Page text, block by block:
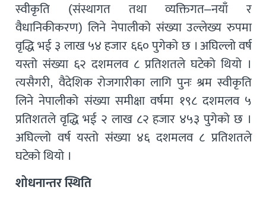
स्वीकृति (संस्थागत तथा व्यक्तिगत–नयाँ र
वैधानिकीकरण) लिने नेपालीको संख्या उल्लेख्य रुपमा
वृद्धि भई ३ लाख ५४ हजार ६६० पुगेको छ । अघिल्लो वर्ष
यस्तो संख्या ६२ दशमलव ८ प्रतिशतले घटेको थियो ।
त्यसैगरी, वैदेशिक रोजगारीका लागि पुनः श्रम स्वीकृति
लिने नेपालीको संख्या समीक्षा वर्षमा १९८ दशमलव ५
प्रतिशतले वृद्धि भई २ लाख ८२ हजार ४५३ पुगेको छ ।
अघिल्लो वर्ष यस्तो संख्या ४६ दशमलव ८ प्रतिशतले
घटेको थियो ।
शोधनान्तर स्थिति